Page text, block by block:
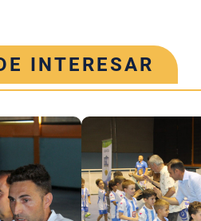
INTERESAR